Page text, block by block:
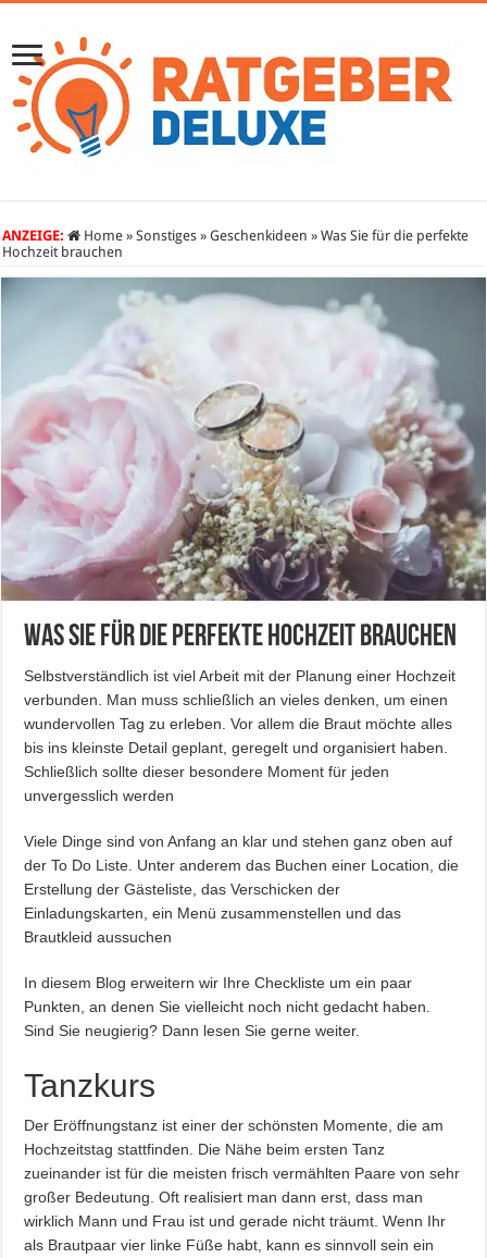
ANZEIGE: Home » Sonstiges » Geschenkideen » Was Sie für die perfekte
Hochzeit brauchen
Was Sie für die perfekte Hochzeit brauchen
Selbstverständlich ist viel Arbeit mit der Planung einer Hochzeit
verbunden. Man muss schließlich an vieles denken, um einen
wundervollen Tag zu erleben. Vor allem die Braut möchte alles
bis ins kleinste Detail geplant, geregelt und organisiert haben.
Schließlich sollte dieser besondere Moment für jeden
unvergesslich werden
Viele Dinge sind von Anfang an klar und stehen ganz oben auf
der To Do Liste. Unter anderem das Buchen einer Location, die
Erstellung der Gästeliste, das Verschicken der
Einladungskarten, ein Menü zusammenstellen und das
Brautkleid aussuchen
In diesem Blog erweitern wir Ihre Checkliste um ein paar
Punkten, an denen Sie vielleicht noch nicht gedacht haben.
Sind Sie neugierig? Dann lesen Sie gerne weiter.
Tanzkurs
Der Eröffnungstanz ist einer der schönsten Momente, die am
Hochzeitstag stattfinden. Die Nähe beim ersten Tanz
zueinander ist für die meisten frisch vermählten Paare von sehr
großer Bedeutung. Oft realisiert man dann erst, dass man
wirklich Mann und Frau ist und gerade nicht träumt. Wenn Ihr
als Brautpaar vier linke Füße habt, kann es sinnvoll sein ein